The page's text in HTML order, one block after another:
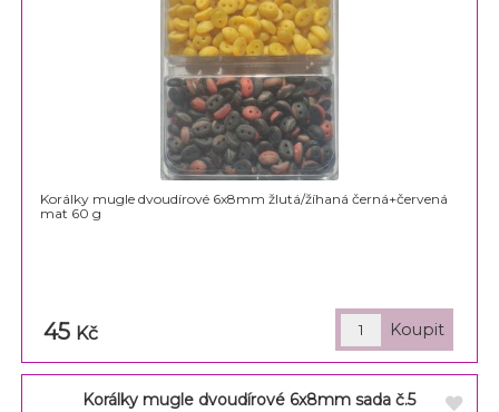
Korálky mugle dvoudírové 6x8mm žlutá/žíhaná černá+červená
mat 60 g
45 Kč
Korálky mugle dvoudírové 6x8mm sada č.5